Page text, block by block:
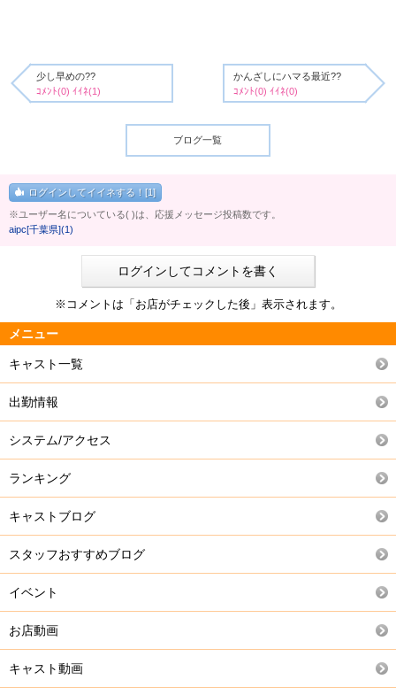
少し早めの??
ｺﾒﾝﾄ(0) ｲｲﾈ(1)
かんざしにハマる最近??
ｺﾒﾝﾄ(0) ｲｲﾈ(0)
ブログ一覧
ログインしてイイネする！[1]
※ユーザー名についている( )は、応援メッセージ投稿数です。
aipc[千葉県](1)
ログインしてコメントを書く
※コメントは「お店がチェックした後」表示されます。
メニュー
キャスト一覧
出勤情報
システム/アクセス
ランキング
キャストブログ
スタッフおすすめブログ
イベント
お店動画
キャスト動画